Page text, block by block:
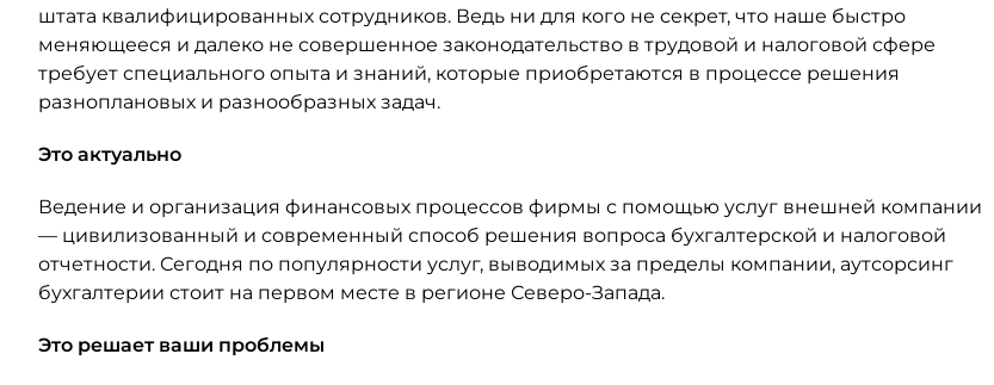
штата квалифицированных сотрудников. Ведь ни для кого не секрет, что наше быстро
меняющееся и далеко не совершенное законодательство в трудовой и налоговой сфере
требует специального опыта и знаний, которые приобретаются в процессе решения
разноплановых и разнообразных задач.
Это актуально
Ведение и организация финансовых процессов фирмы с помощью услуг внешней компании
— цивилизованный и современный способ решения вопроса бухгалтерской и налоговой
отчетности. Сегодня по популярности услуг, выводимых за пределы компании, аутсорсинг
бухгалтерии стоит на первом месте в регионе Северо-Запада.
Это решает ваши проблемы